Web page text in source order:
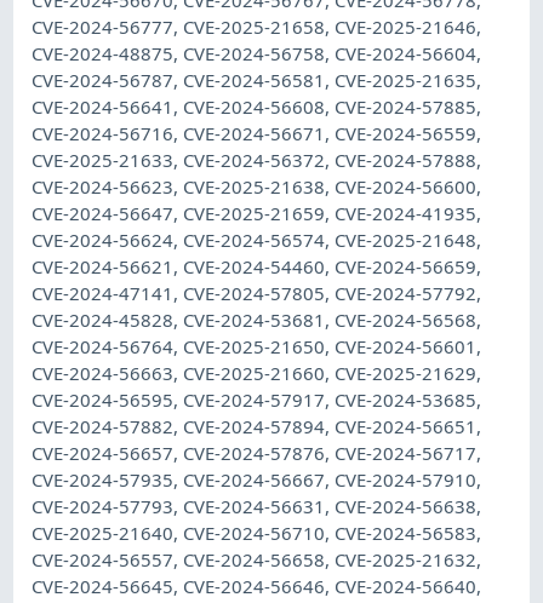
CVE-2024-56777, CVE-2025-21658, CVE-2025-21646,
CVE-2024-48875, CVE-2024-56758, CVE-2024-56604,
CVE-2024-56787, CVE-2024-56581, CVE-2025-21635,
CVE-2024-56641, CVE-2024-56608, CVE-2024-57885,
CVE-2024-56716, CVE-2024-56671, CVE-2024-56559,
CVE-2025-21633, CVE-2024-56372, CVE-2024-57888,
CVE-2024-56623, CVE-2025-21638, CVE-2024-56600,
CVE-2024-56647, CVE-2025-21659, CVE-2024-41935,
CVE-2024-56624, CVE-2024-56574, CVE-2025-21648,
CVE-2024-56621, CVE-2024-54460, CVE-2024-56659,
CVE-2024-47141, CVE-2024-57805, CVE-2024-57792,
CVE-2024-45828, CVE-2024-53681, CVE-2024-56568,
CVE-2024-56764, CVE-2025-21650, CVE-2024-56601,
CVE-2024-56663, CVE-2025-21660, CVE-2025-21629,
CVE-2024-56595, CVE-2024-57917, CVE-2024-53685,
CVE-2024-57882, CVE-2024-57894, CVE-2024-56651,
CVE-2024-56657, CVE-2024-57876, CVE-2024-56717,
CVE-2024-57935, CVE-2024-56667, CVE-2024-57910,
CVE-2024-57793, CVE-2024-56631, CVE-2024-56638,
CVE-2025-21640, CVE-2024-56710, CVE-2024-56583,
CVE-2024-56557, CVE-2024-56658, CVE-2025-21632,
CVE-2024-56645, CVE-2024-56646, CVE-2024-56640,